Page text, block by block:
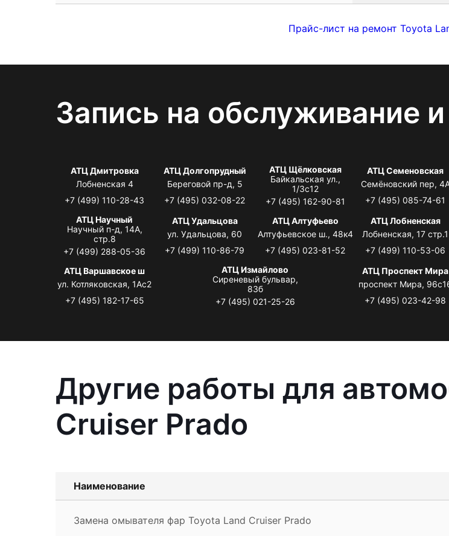
Прайс-лист на ремонт Toyota
Запись на обслуживание
АТЦ Дмитровка
Лобненская 4
+7 (499) 110-28-43
АТЦ Долгопрудный
Береговой пр-д, 5
+7 (495) 032-08-22
АТЦ Щёлковская
Байкальская ул.,
1/3с12
+7 (495) 162-90-81
АТЦ Семеновская
Семёновский пер,
+7 (495) 085-74-61
АТЦ Научный
Научный п-д, 14А,
стр.8
+7 (499) 288-05-36
АТЦ Удальцова
ул. Удальцова, 60
+7 (499) 110-86-79
АТЦ Алтуфьево
Алтуфьевское ш., 48к4
+7 (495) 023-81-52
АТЦ Лобненская
Лобненская, 17 стр.1
+7 (499) 110-53-06
АТЦ Варшавское ш
ул. Котляковская, 1Ас2
+7 (495) 182-17-65
АТЦ Измайлово
Сиреневый бульвар,
83б
+7 (495) 021-25-26
АТЦ Проспект Мира
проспект Мира,
+7 (495) 023-42-98
Другие работы для
Cruiser Prado
Наименование
Замена омывателя фар Toyota Land Cruiser Prado